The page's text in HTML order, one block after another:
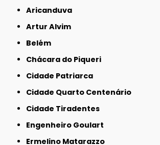
Aricanduva
Artur Alvim
Belém
Chácara do Piqueri
Cidade Patriarca
Cidade Quarto Centenário
Cidade Tiradentes
Engenheiro Goulart
Ermelino Matarazzo